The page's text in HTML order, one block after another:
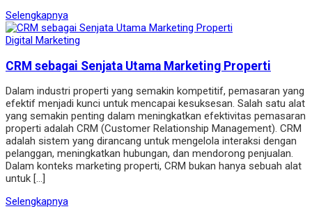
Selengkapnya
Digital Marketing
CRM sebagai Senjata Utama Marketing Properti
Dalam industri properti yang semakin kompetitif, pemasaran yang
efektif menjadi kunci untuk mencapai kesuksesan. Salah satu alat
yang semakin penting dalam meningkatkan efektivitas pemasaran
properti adalah CRM (Customer Relationship Management). CRM
adalah sistem yang dirancang untuk mengelola interaksi dengan
pelanggan, meningkatkan hubungan, dan mendorong penjualan.
Dalam konteks marketing properti, CRM bukan hanya sebuah alat
untuk […]
Selengkapnya